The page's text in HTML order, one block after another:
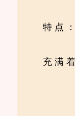
特点：
充满